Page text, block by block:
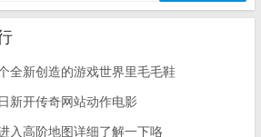
全新创造的游戏世界里毛毛鞋
新开传奇网站动作电影
入高阶地图详细了解一下咯